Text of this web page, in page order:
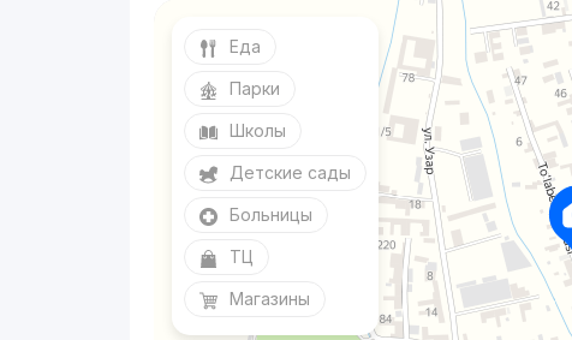
Еда
Парки
Школы
Детские сады
Больницы
ТЦ
Магазины